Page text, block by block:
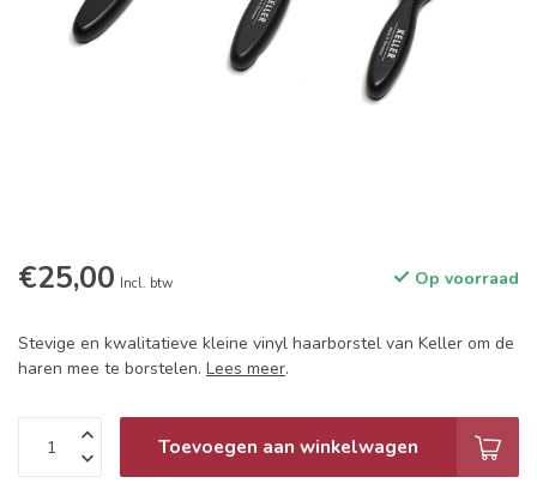
€25,00 Incl. btw Op voorraad
Stevige en kwalitatieve kleine vinyl haarborstel van Keller om de
haren mee te borstelen. Lees meer.
Toevoegen aan winkelwagen